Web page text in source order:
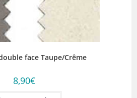
face Taupe/Crême
8,90€